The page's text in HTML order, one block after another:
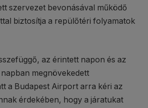
szervezet bevonásával működő
biztosítja a repülőtéri folyamatok
az érintett napon és az
megnövekedett
a Budapest Airport arra kéri az
érdekében, hogy a járatukat